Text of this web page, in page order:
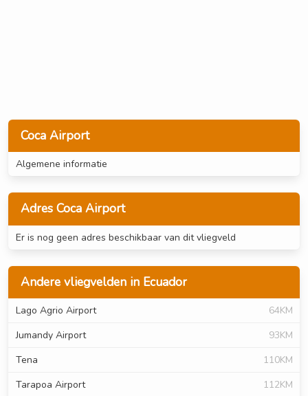
Coca Airport
Algemene informatie
Adres Coca Airport
Er is nog geen adres beschikbaar van dit vliegveld
Andere vliegvelden in Ecuador
Lago Agrio Airport
64KM
Jumandy Airport
93KM
Tena
110KM
Tarapoa Airport
112KM